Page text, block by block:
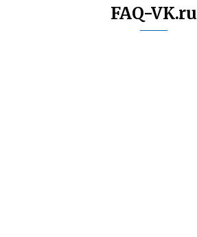
FAQ-VK.ru